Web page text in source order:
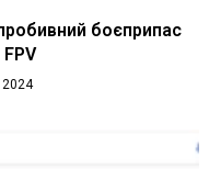
боєприпас
2024